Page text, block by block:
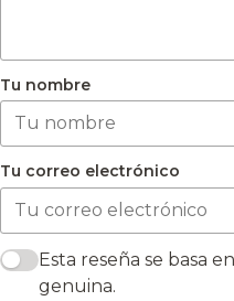
Tu nombre
Tu correo electrónico
Esta reseña se basa
genuina.